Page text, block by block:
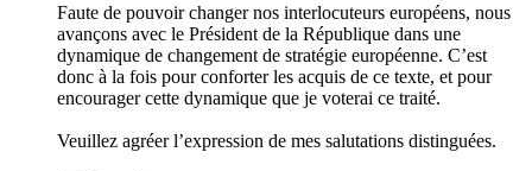
Faute de pouvoir changer nos interlocuteurs européens, nous
avançons avec le Président de la République dans une
dynamique de changement de stratégie européenne. C’est
donc à la fois pour conforter les acquis de ce texte, et pour
encourager cette dynamique que je voterai ce traité.
Veuillez agréer l’expression de mes salutations distinguées.